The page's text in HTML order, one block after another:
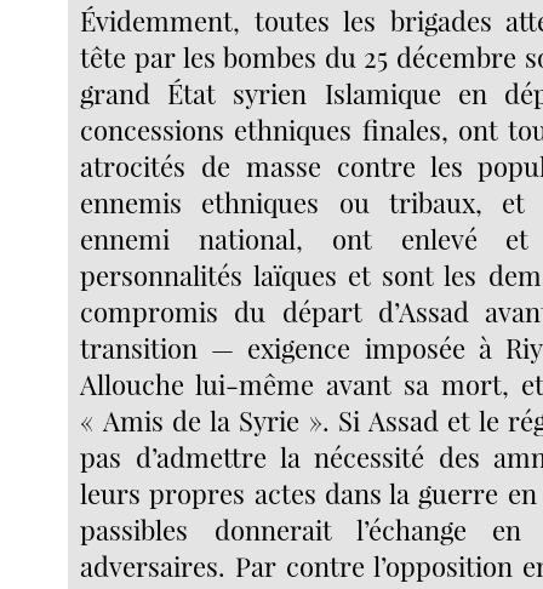
Évidemment, toutes les brigades
tête par les bombes du 25 décembre
grand État syrien Islamique en
concessions ethniques finales, ont
atrocités de masse contre les
ennemis ethniques ou tribaux,
ennemi national, ont enlevé et
personnalités laïques et sont les
compromis du départ d’Assad
transition — exigence imposée à
Allouche lui-même avant sa mort,
« Amis de la Syrie ». Si Assad et le
pas d’admettre la nécessité des
leurs propres actes dans la guerre
passibles donnerait l’échange
adversaires. Par contre l’opposition